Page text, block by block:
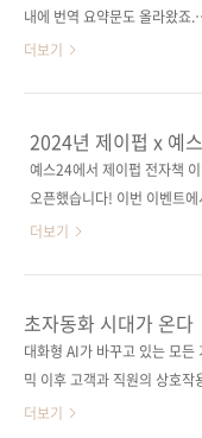
내에 번역 요약문도 올라왔죠.
https://news.hada.io/
간 낭비를 초래하는 이유는 "
나쁘기 때문이 아니라, 현재
스에 맞게 설계되지 않았기 때
행)을 해결하기 위해 파이토치
가 나타나 득세했지만,
법이 선호받게 되었다는 점이
니다. 영원한 1등은 없다는 말
도 하고요. 보내줄게 네가 지치
로..
더보기
2024년 제이펍 x 예
브랜드전
예스24에서 제이펍 전자책
오픈했습니다! 이번 이벤트
간 및 베스트셀러들을 10%
eBook 전용 1천 원 상품권을
일까지 진행되는 이번 ebook
벤트, 많은 관심과 참여 부탁
기
더보기
초자동화 시대가 온다
대화형 AI가 바꾸고 있는 모든
믹 이후 고객과 직원의 상호작
으로 전환되면서 초자동화에
더보기